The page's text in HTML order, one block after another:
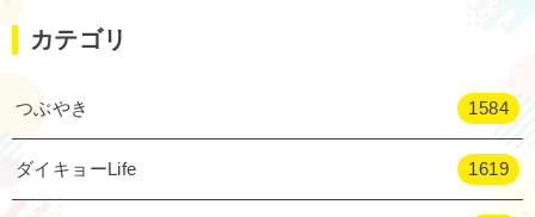
カテゴリ
つぶやき 1584
ダイキョーLife 1619